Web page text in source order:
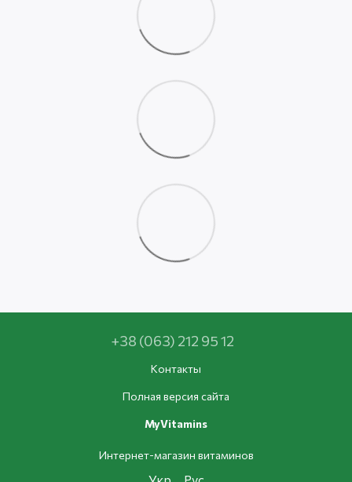
+38 (063) 212 95 12
Контакты
Полная версия сайта
MyVitamins
Интернет-магазин витаминов